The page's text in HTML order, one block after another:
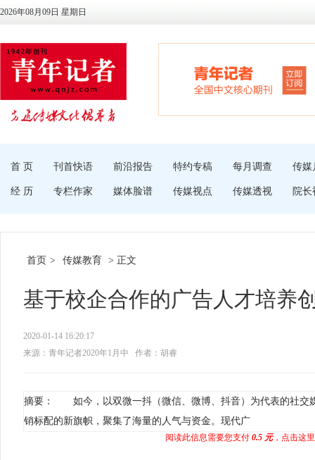
2026年08月09日 星期日
首 页 刊首快语 前沿报告 特约专稿 每月调查 传媒
经 历 专栏作家 媒体脸谱 传媒视点 传媒透视 院长
首页 > 传媒教育 > 正文
基于校企合作的广告人才培养
2020-01-14 16:20:17
来源：青年记者2020年1月中
作者：胡睿
摘要： 如今，以双微一抖（微信、微博、抖音）为代表的社交
销标配的新旗帜，聚集了海量的人气与资金。现代广
阅读此信息需要您支付 0.5 元，点击这